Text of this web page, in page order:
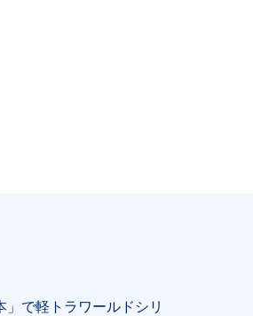
で軽トラワールドシリ